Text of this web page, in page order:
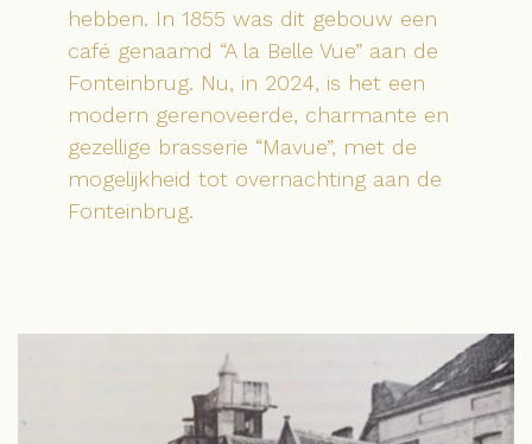
hebben. In 1855 was dit gebouw een
café genaamd “A la Belle Vue” aan de
Fonteinbrug. Nu, in 2024, is het een
modern gerenoveerde, charmante en
gezellige brasserie “Mavue”, met de
mogelijkheid tot overnachting aan de
Fonteinbrug.